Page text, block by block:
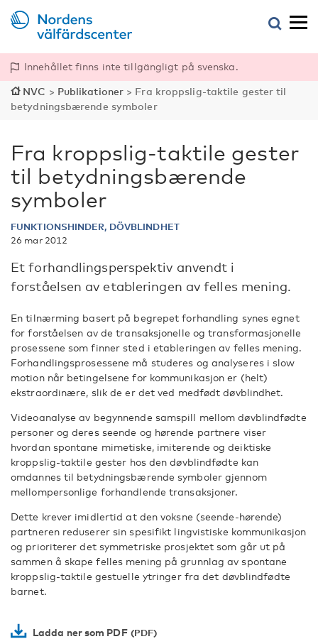
Innehållet finns inte tillgängligt på svenska.
NVC > Publikationer > Fra kroppslig-taktile gester til
betydningsbærende symboler
Fra kroppslig-taktile gester
til betydningsbærende
symboler
FUNKTIONSHINDER, DÖVBLINDHET
26 mar 2012
Et forhandlingsperspektiv anvendt i
forståelsen av etableringen av felles mening.
En tilnærming basert på begrepet forhandling synes egnet
for forståelsen av de transaksjonelle og transformasjonelle
prosessene som finner sted i etableringen av felles mening.
Forhandlingsprosessene må studeres og analyseres i slow
motion når betingelsene for kommunikasjon er (helt)
ekstraordinære, slik de er det ved medfødt døvblindhet.
Videoanalyse av begynnende samspill mellom døvblindfødte
personer og deres seende og hørende partnere viser
hvordan spontane mimetiske, imiterende og deiktiske
kroppslig-taktile gester hos den døvblindfødte kan
omdannes til betydningsbærende symboler gjennom
mellompersonlige forhandlende transaksjoner.
Dette krever imidlertid at den voksne (seende-hørende)
partneren reduserer sin spesifikt lingvistiske kommunikasjon
og prioriterer det symmetriske prosjektet som går ut på
sammen å skape felles mening på grunnlag av spontane
kroppslig-taktile gestuelle ytringer fra det døvblindfødte
barnet.
Ladda ner som PDF